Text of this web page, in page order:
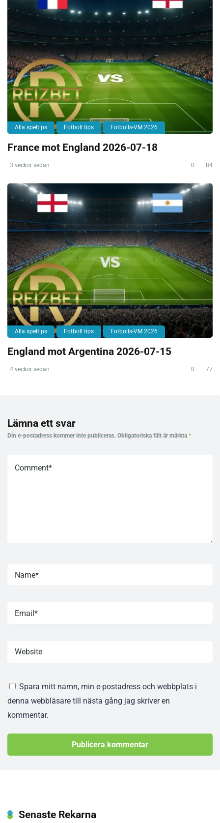
Alla speltips Fotboll tips Fotbolls-VM 2026
France mot England 2026-07-18
3 veckor sedan 0 84
Alla speltips Fotboll tips Fotbolls-VM 2026
England mot Argentina 2026-07-15
4 veckor sedan 0 77
Lämna ett svar
Din e-postadress kommer inte publiceras. Obligatoriska fält är märkta *
Spara mitt namn, min e-postadress och webbplats i
denna webbläsare till nästa gång jag skriver en
kommentar.
Senaste Rekarna